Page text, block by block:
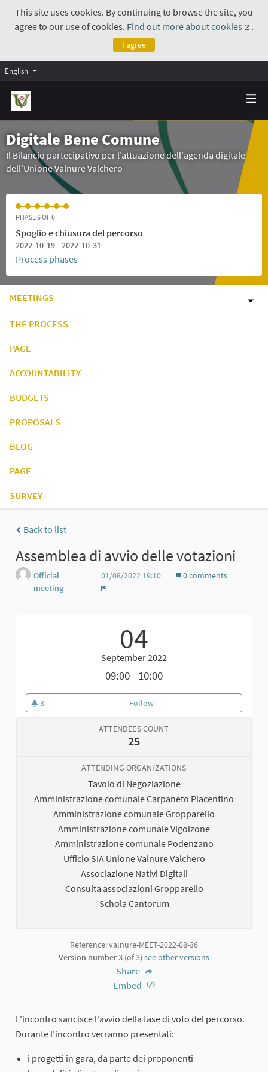
This site uses cookies. By continuing to browse the site, you
agree to our use of cookies. Find out more about cookies
.
I agree
English
Digitale Bene Comune
Il Bilancio partecipativo per l’attuazione dell'agenda digitale
dell’Unione Valnure Valchero
PHASE 6 OF 6
Spoglio e chiusura del percorso
2022-10-19 - 2022-10-31
Process phases
MEETINGS
THE PROCESS
PAGE
ACCOUNTABILITY
BUDGETS
PROPOSALS
BLOG
PAGE
SURVEY
Back to list
Assemblea di avvio delle votazioni
Official
meeting
01/08/2022 19:10
0 comments
04
September 2022
09:00 - 10:00
3
3 followers
FollowAssemblea di avvio delle
ATTENDEES COUNT
25
ATTENDING ORGANIZATIONS
Tavolo di Negoziazione
Amministrazione comunale Carpaneto Piacentino
Amministrazione comunale Gropparello
Amministrazione comunale Vigolzone
Amministrazione comunale Podenzano
Ufficio SIA Unione Valnure Valchero
Associazione Nativi Digitali
Consulta associazioni Gropparello
Schola Cantorum
Reference: valnure-MEET-2022-08-36
Version number 3 (of 3) see other versions
Share
Embed
L'incontro sancisce l'avvio della fase di voto del percorso.
Durante l'incontro verranno presentati:
i progetti in gara, da parte dei proponenti